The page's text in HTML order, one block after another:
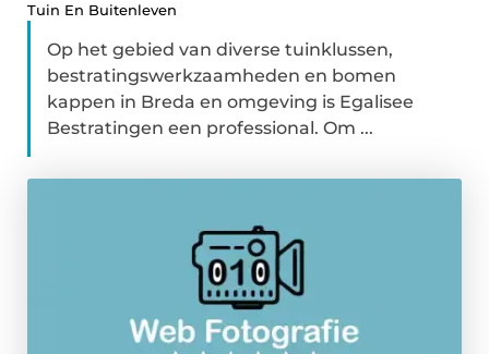
Tuin En Buitenleven
Op het gebied van diverse tuinklussen,
bestratingswerkzaamheden en bomen
kappen in Breda en omgeving is Egalisee
Bestratingen een professional. Om ...